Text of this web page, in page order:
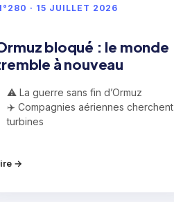
· 15 JUILLET 2026
bloqué : le monde
à nouveau
⚠️ La guerre sans fin d’Ormuz
✈️ Compagnies aériennes cherchent
turbines
→